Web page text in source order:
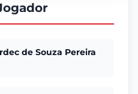
de Souza Pereira